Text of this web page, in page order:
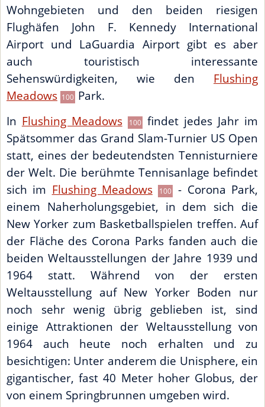
Wohngebieten und den beiden riesigen
Flughäfen John F. Kennedy International
Airport und LaGuardia Airport gibt es aber
auch touristisch interessante
Sehenswürdigkeiten, wie den Flushing
Meadows 100 Park.
In Flushing Meadows 100findet jedes Jahr im
Spätsommer das Grand Slam-Turnier US Open
statt, eines der bedeutendsten Tennisturniere
der Welt. Die berühmte Tennisanlage befindet
sich im Flushing Meadows 100
- Corona Park,
einem Naherholungsgebiet, in dem sich die
New Yorker zum Basketballspielen treffen. Auf
der Fläche des Corona Parks fanden auch die
beiden Weltausstellungen der Jahre 1939 und
1964 statt. Während von der ersten
Weltausstellung auf New Yorker Boden nur
noch sehr wenig übrig geblieben ist, sind
einige Attraktionen der Weltausstellung von
1964 auch heute noch erhalten und zu
besichtigen: Unter anderem die Unisphere, ein
gigantischer, fast 40 Meter hoher Globus, der
von einem Springbrunnen umgeben wird.